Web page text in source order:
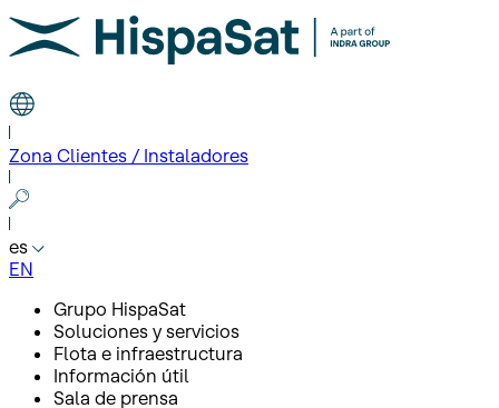
Zona Clientes / Instaladores
es
EN
Grupo HispaSat
Soluciones y servicios
Flota e infraestructura
Información útil
Sala de prensa